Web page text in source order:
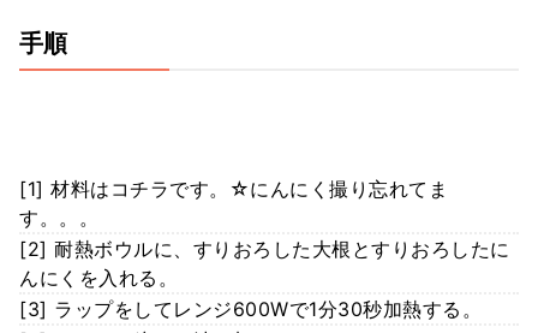
手順
[1] 材料はコチラです。☆にんにく撮り忘れてま
す。。。
[2] 耐熱ボウルに、すりおろした大根とすりおろしたに
んにくを入れる。
[3] ラップをしてレンジ600Wで1分30秒加熱する。